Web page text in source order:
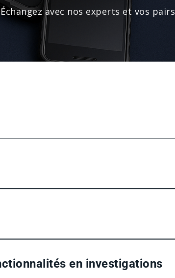
Échangez avec nos experts et vos pairs
en investigations